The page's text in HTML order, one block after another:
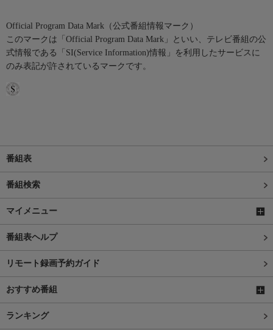
Official Program Data Mark（公式番組情報マーク）
このマークは「Official Program Data Mark」といい、テレビ番組の公
式情報である「SI(Service Information)情報」を利用したサービスに
のみ表記が許されているマークです。
番組表
番組検索
マイメニュー
番組表ヘルプ
リモート録画予約ガイド
おすすめ番組
ランキング